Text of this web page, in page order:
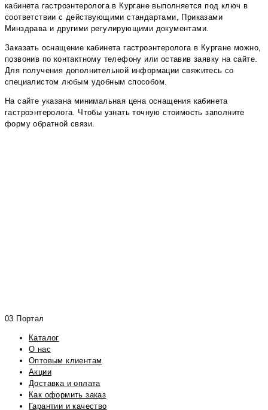
кабинета гастроэнтеролога в Кургане выполняется под ключ в
соответствии с действующими стандартами, Приказами
Минздрава и другими регулирующими документами.
Заказать оснащение кабинета гастроэнтеролога в Кургане можно,
позвонив по контактному телефону или оставив заявку на сайте.
Для получения дополнительной информации свяжитесь со
специалистом любым удобным способом.
На сайте указана минимальная цена оснащения кабинета
гастроэнтеролога. Чтобы узнать точную стоимость заполните
форму обратной связи.
03 Портал
Каталог
О нас
Оптовым клиентам
Акции
Доставка и оплата
Как оформить заказ
Гарантии и качество